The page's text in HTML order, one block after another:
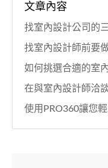
文章內容
找室內設計公司的
找室內設計師前要
如何挑選合適的室
在與室內設計師洽
使用PRO360讓您